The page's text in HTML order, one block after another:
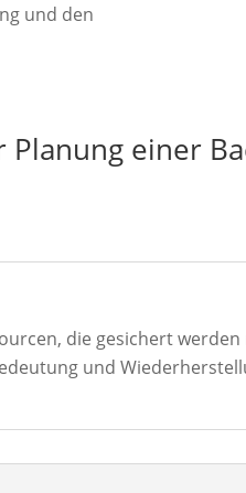
und den
einer
die gesichert werden
und